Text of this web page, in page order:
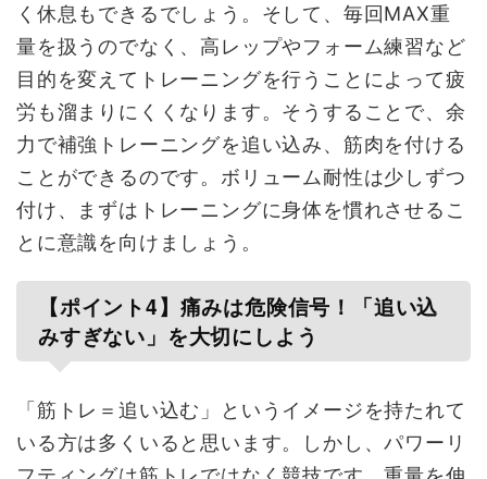
く休息もできるでしょう。そして、毎回MAX重
量を扱うのでなく、高レップやフォーム練習など
目的を変えてトレーニングを行うことによって疲
労も溜まりにくくなります。そうすることで、余
力で補強トレーニングを追い込み、筋肉を付ける
ことができるのです。ボリューム耐性は少しずつ
付け、まずはトレーニングに身体を慣れさせるこ
とに意識を向けましょう。
【ポイント4】痛みは危険信号！「追い込
みすぎない」を大切にしよう
「筋トレ＝追い込む」というイメージを持たれて
いる方は多くいると思います。しかし、パワーリ